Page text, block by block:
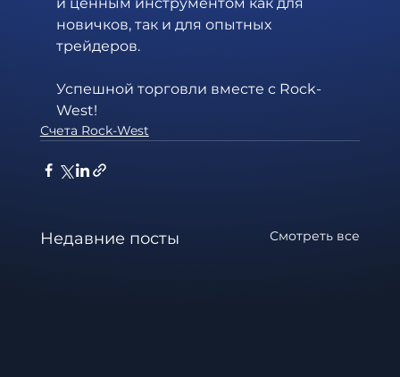
новичков, так и для опытных
трейдеров.
Успешной торговли вместе с Rock-
West!
Счета Rock-West
Недавние посты Смотреть все